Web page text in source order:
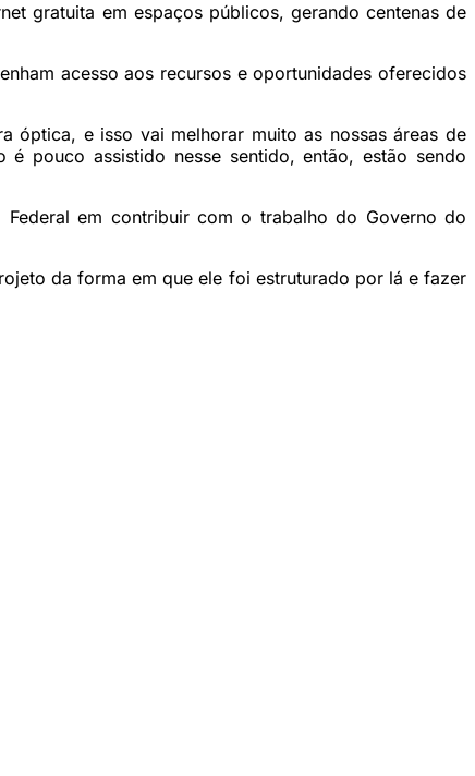
gratuita em espaços públicos, gerando centenas de
acesso aos recursos e oportunidades oferecidos
óptica, e isso vai melhorar muito as nossas áreas de
pouco assistido nesse sentido, então, estão sendo
em contribuir com o trabalho do Governo do
da forma em que ele foi estruturado por lá e fazer